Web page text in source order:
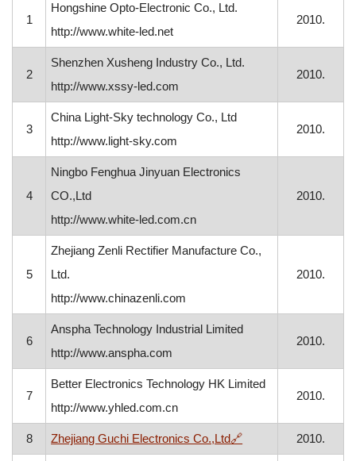
1
Hongshine Opto-Electronic Co., Ltd.
http://www.white-led.net
2010.
2
Shenzhen Xusheng Industry Co., Ltd.
http://www.xssy-led.com
2010.
3
China Light-Sky technology Co., Ltd
http://www.light-sky.com
2010.
4
Ningbo Fenghua Jinyuan Electronics
CO.,Ltd
http://www.white-led.com.cn
2010.
5
Zhejiang Zenli Rectifier Manufacture Co.,
Ltd.
http://www.chinazenli.com
2010.
6
Anspha Technology Industrial Limited
http://www.anspha.com
2010.
7
Better Electronics Technology HK Limited
http://www.yhled.com.cn
2010.
8 Zhejiang Guchi Electronics Co.,Ltd🔗, otvara se u novom
2010.